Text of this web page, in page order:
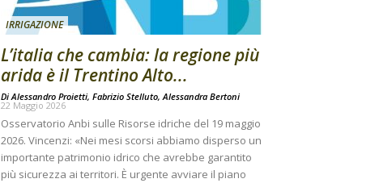
IRRIGAZIONE
L’italia che cambia: la regione più
arida è il Trentino Alto...
DiAlessandro Proietti, Fabrizio Stelluto, Alessandra Bertoni
22 Maggio 2026
Osservatorio Anbi sulle Risorse idriche del 19 maggio
2026. Vincenzi: «Nei mesi scorsi abbiamo disperso un
importante patrimonio idrico che avrebbe garantito
più sicurezza ai territori. È urgente avviare il piano